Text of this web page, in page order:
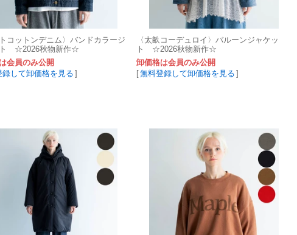
トコットンデニム〉バンドカラージ
ト ☆2026秋物新作☆
会員のみ公開
録して卸価格を見る ]
〈太畝コーデュロイ〉バルーンジャケッ
ト ☆2026秋物新作☆
卸価格は会員のみ公開
[無料登録して卸価格を見る ]